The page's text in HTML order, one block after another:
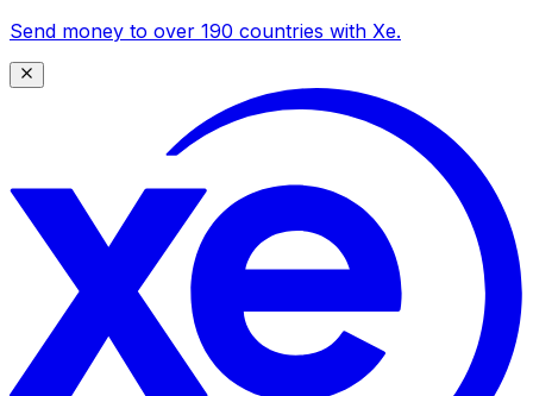
Send money to over 190 countries with Xe.